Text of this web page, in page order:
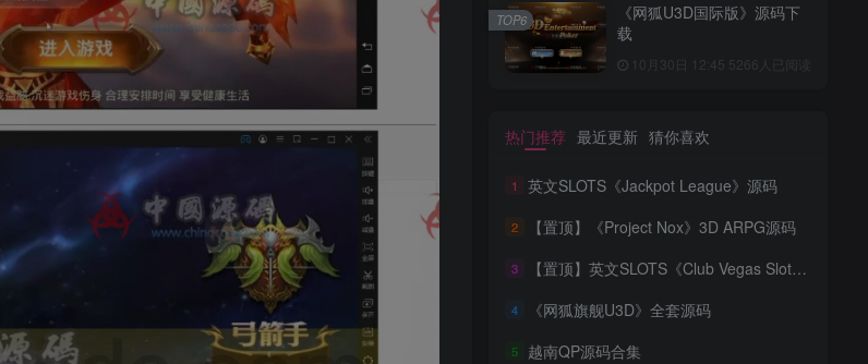
《网狐U3D国际版》源码下
载
10月30日 12:45 5266人已阅读
TOP6
热门推荐 最近更新 猜你喜欢
1 英文SLOTS《Jackpot League》源码
2 【置顶】《Project Nox》3D ARPG源码
3 【置顶】英文SLOTS《Club Vegas Slots》源码
4 《网狐旗舰U3D》全套源码
5 越南QP源码合集